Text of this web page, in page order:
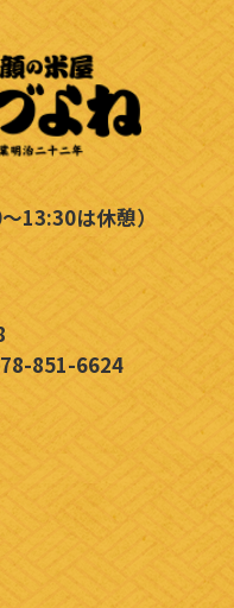
13:30は休憩）
851-6624